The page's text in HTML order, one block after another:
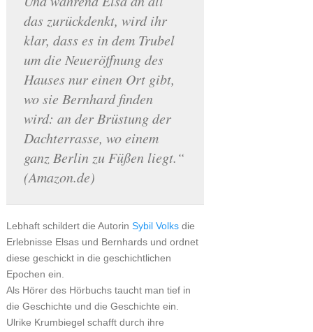
das zurückdenkt, wird ihr
klar, dass es in dem Trubel
um die Neueröffnung des
Hauses nur einen Ort gibt,
wo sie Bernhard finden
wird: an der Brüstung der
Dachterrasse, wo einem
ganz Berlin zu Füßen liegt.“
(Amazon.de)
Lebhaft schildert die Autorin Sybil Volksdie
Erlebnisse Elsas und Bernhards und ordnet
diese geschickt in die geschichtlichen
Epochen ein.
Als Hörer des Hörbuchs taucht man tief in
die Geschichte und die Geschichte ein.
Ulrike Krumbiegel schafft durch ihre